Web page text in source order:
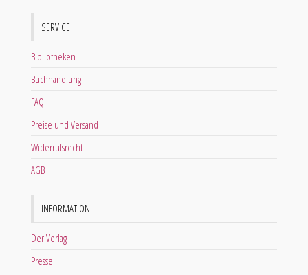
SERVICE
Bibliotheken
Buchhandlung
FAQ
Preise und Versand
Widerrufsrecht
AGB
INFORMATION
Der Verlag
Presse